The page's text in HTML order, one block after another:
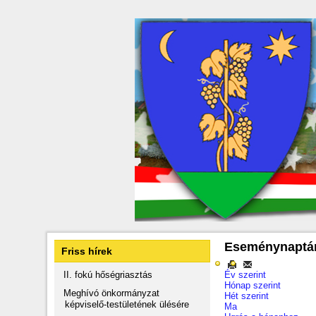
Friss hírek
II. fokú hőségriasztás
Meghívó önkormányzat
képviselő-testületének ülésére
Év szerint
Hónap szerint
Hét szerint
Ma